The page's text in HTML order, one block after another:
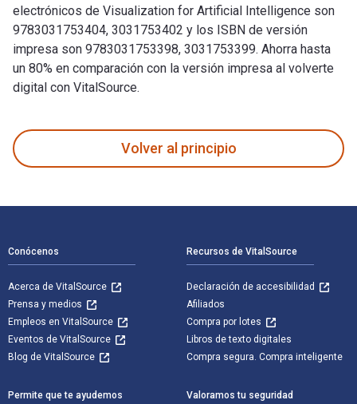
electrónicos de Visualization for Artificial Intelligence son
9783031753404, 3031753402 y los ISBN de versión
impresa son 9783031753398, 3031753399. Ahorra hasta
un 80% en comparación con la versión impresa al volverte
digital con VitalSource.
Volver al principio
Conócenos
Acerca de VitalSource
Prensa y medios
Empleos en VitalSource
Eventos de VitalSource
Blog de VitalSource
Recursos de VitalSource
Declaración de accesibilidad
Afiliados
Compra por lotes
Libros de texto digitales
Compra segura. Compra inteligente
Permite que te ayudemos Valoramos tu seguridad